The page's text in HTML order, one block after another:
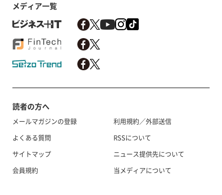
メディア一覧
読者の方へ
メールマガジンの登録
よくある質問
サイトマップ
会員規約
利用規約／外部送信
RSSについて
ニュース提供先について
当メディアについて